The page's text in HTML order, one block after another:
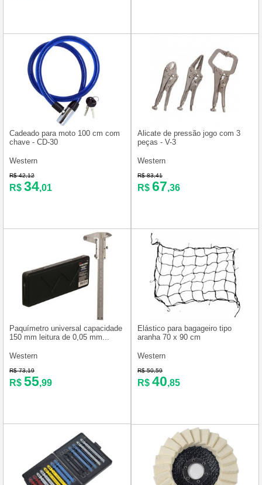
Cadeado para moto 100 cm com
chave - CD-30
Western
R$ 42,12
R$ 34,01
Alicate de pressão jogo com 3
peças - V-3
Western
R$ 83,41
R$ 67,36
Paquímetro universal capacidade
150 mm leitura de 0,05 mm...
Western
R$ 73,19
R$ 55,99
Elástico para bagageiro tipo
aranha 70 x 90 cm
Western
R$ 50,59
R$ 40,85